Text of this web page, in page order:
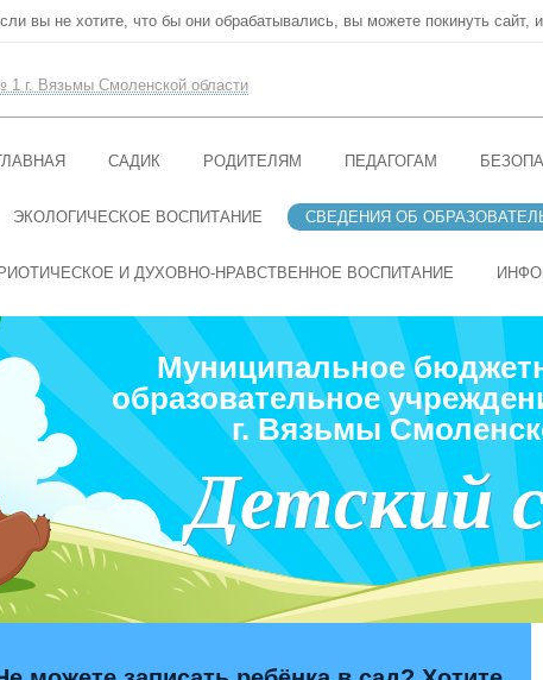
вы не хотите, что бы они обрабатывались, вы можете покинуть сайт,
г. Вязьмы Смоленской области
САДИК РОДИТЕЛЯМ ПЕДАГОГАМ
ЭКОЛОГИЧЕСКОЕ ВОСПИТАНИЕ СВЕДЕНИЯ ОБ
И ДУХОВНО-НРАВСТВЕННОЕ ВОСПИТАНИЕ
Муниципальное
образовательное
г. Вязьмы
Детский